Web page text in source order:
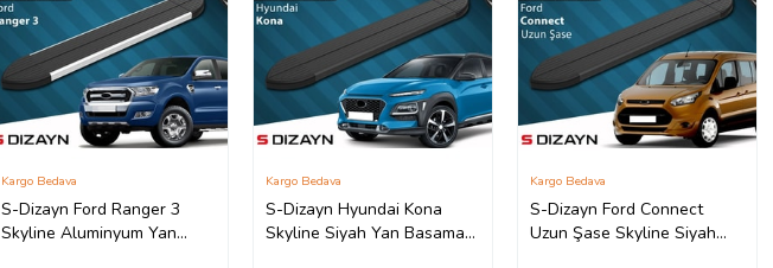
S-Dizayn Ford Ranger 3
Skyline Aluminyum Yan
Kargo Bedava
S-Dizayn Hyundai Kona
Skyline Siyah Yan Basamak
Kargo Bedava
S-Dizayn Ford Connect
Uzun Şase Skyline Siyah
Kargo Bedava